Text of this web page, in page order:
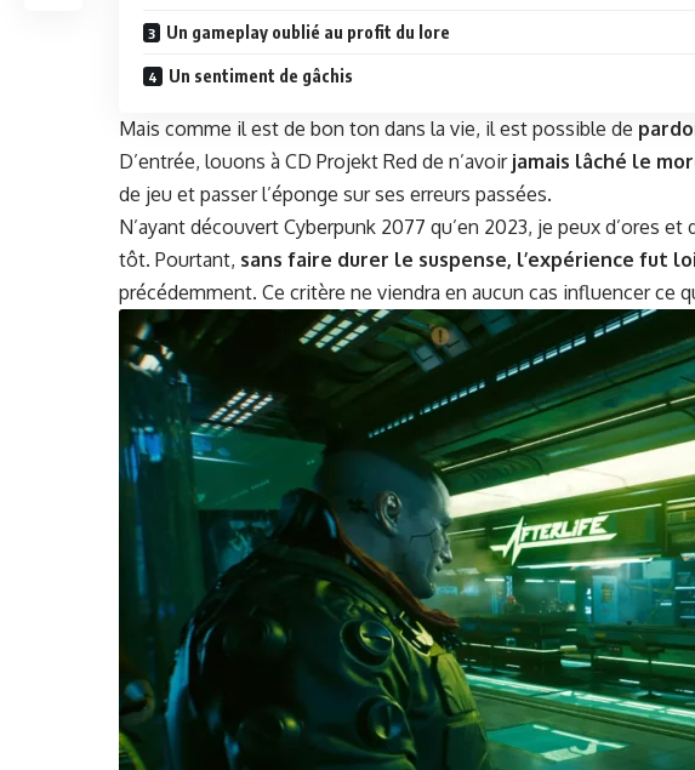
Un game­play oublié au prof­it du lore
Un sen­ti­ment de gâchis
Mais comme il est de bon ton dans la vie, il est pos­si­ble de
D’entrée, louons à CD Pro­jekt Red de n’avoir jamais lâché le
de jeu et pass­er l’éponge sur ses erreurs passées.
N’ayant décou­vert Cyber­punk 2077 qu’en 2023, je peux d’ores
tôt. Pour­tant, sans faire dur­er le sus­pense, l’expérience fut
précédem­ment. Ce critère ne vien­dra en aucun cas influ­encer ce